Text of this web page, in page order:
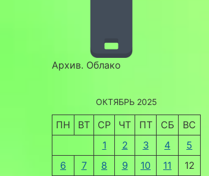
Архив. Облако
ОКТЯБРЬ 2025
ПН ВТ СР ЧТ ПТ СБ
ВС
1
2 3 4
5
6
7 8 9 10 11
12